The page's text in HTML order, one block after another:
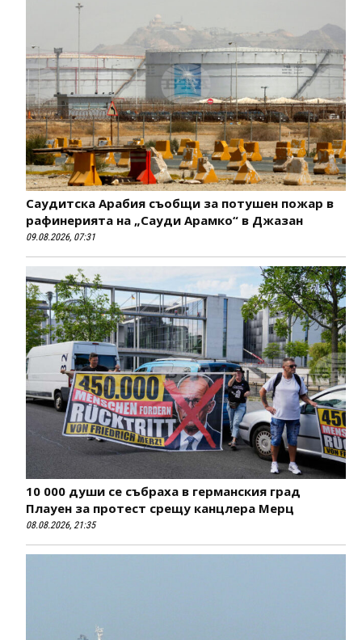
Саудитска Арабия съобщи за потушен пожар в
рафинерията на „Сауди Арамко“ в Джазан
09.08.2026, 07:31
10 000 души се събраха в германския град
Плауен за протест срещу канцлера Мерц
08.08.2026, 21:35